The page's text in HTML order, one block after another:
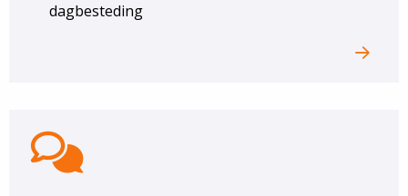
dagbesteding